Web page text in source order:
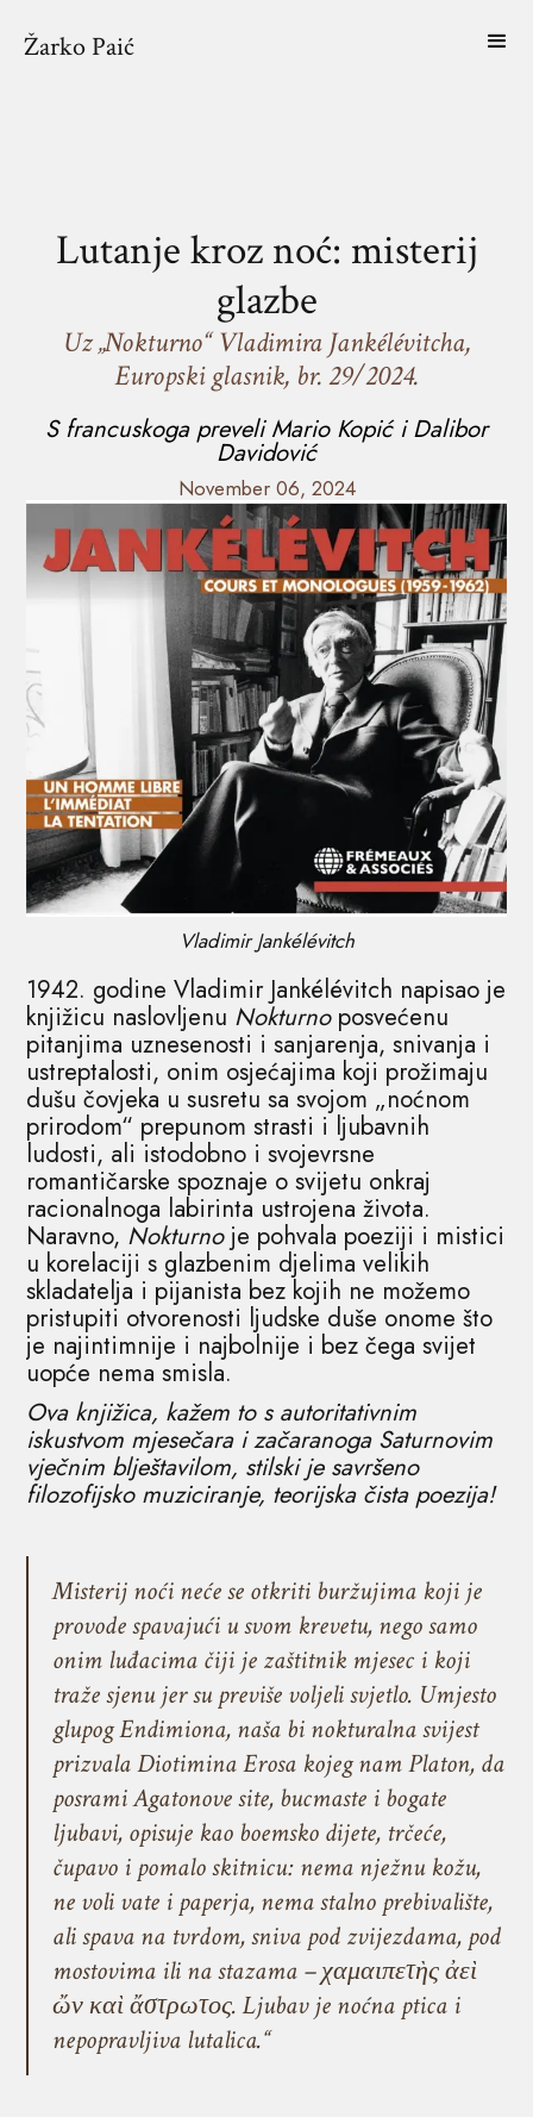
Žarko Paić
Lutanje kroz noć: misterij
glazbe
Uz „Nokturno“ Vladimira Jankélévitcha,
Europski glasnik, br. 29/2024.
S francuskoga preveli Mario Kopić i Dalibor
Davidović
November 06, 2024
Vladimir Jankélévitch
1942. godine Vladimir Jankélévitch napisao je
knjižicu naslovljenu Nokturnoposvećenu
pitanjima uznesenosti i sanjarenja, snivanja i
ustreptalosti, onim osjećajima koji prožimaju
dušu čovjeka u susretu sa svojom „noćnom
prirodom“ prepunom strasti i ljubavnih
ludosti, ali istodobno i svojevrsne
romantičarske spoznaje o svijetu onkraj
racionalnoga labirinta ustrojena života.
Naravno, Nokturno je pohvala poeziji i mistici
u korelaciji s glazbenim djelima velikih
skladatelja i pijanista bez kojih ne možemo
pristupiti otvorenosti ljudske duše onome što
je najintimnije i najbolnije i bez čega svijet
uopće nema smisla.
Ova knjižica, kažem to s autoritativnim
iskustvom mjesečara i začaranoga Saturnovim
vječnim blještavilom, stilski je savršeno
filozofijsko muziciranje, teorijska čista poezija!
Misterij noći neće se otkriti buržujima koji je
provode spavajući u svom krevetu, nego samo
onim luđacima čiji je zaštitnik mjesec i koji
traže sjenu jer su previše voljeli svjetlo. Umjesto
glupog Endimiona, naša bi nokturalna svijest
prizvala Diotimina Erosa kojeg nam Platon, da
posrami Agatonove site, bucmaste i bogate
ljubavi, opisuje kao boemsko dijete, trčeće,
čupavo i pomalo skitnicu: nema nježnu kožu,
ne voli vate i paperja, nema stalno prebivalište,
ali spava na tvrdom, sniva pod zvijezdama, pod
mostovima ili na stazama – χαμαιπετὴς ἀεὶ
ὤν καὶ ἄστρωτος. Ljubav je noćna ptica i
nepopravljiva lutalica.“